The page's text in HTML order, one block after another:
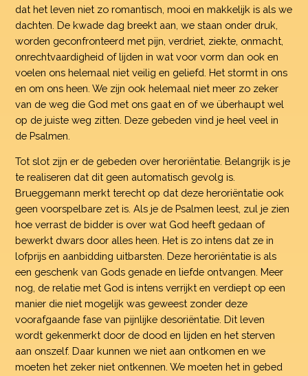
dat het leven niet zo romantisch, mooi en makkelijk is als we
dachten. De kwade dag breekt aan, we staan onder druk,
worden geconfronteerd met pijn, verdriet, ziekte, onmacht,
onrechtvaardigheid of lijden in wat voor vorm dan ook en
voelen ons helemaal niet veilig en geliefd. Het stormt in ons
en om ons heen. We zijn ook helemaal niet meer zo zeker
van de weg die God met ons gaat en of we überhaupt wel
op de juiste weg zitten. Deze gebeden vind je heel veel in
de Psalmen.
Tot slot zijn er de gebeden over heroriëntatie. Belangrijk is je
te realiseren dat dit geen automatisch gevolg is.
Brueggemann merkt terecht op dat deze heroriëntatie ook
geen voorspelbare zet is. Als je de Psalmen leest, zul je zien
hoe verrast de bidder is over wat God heeft gedaan of
bewerkt dwars door alles heen. Het is zo intens dat ze in
lofprijs en aanbidding uitbarsten. Deze heroriëntatie is als
een geschenk van Gods genade en liefde ontvangen. Meer
nog, de relatie met God is intens verrijkt en verdiept op een
manier die niet mogelijk was geweest zonder deze
voorafgaande fase van pijnlijke desoriëntatie. Dit leven
wordt gekenmerkt door de dood en lijden en het sterven
aan onszelf. Daar kunnen we niet aan ontkomen en we
moeten het zeker niet ontkennen. We moeten het in gebed